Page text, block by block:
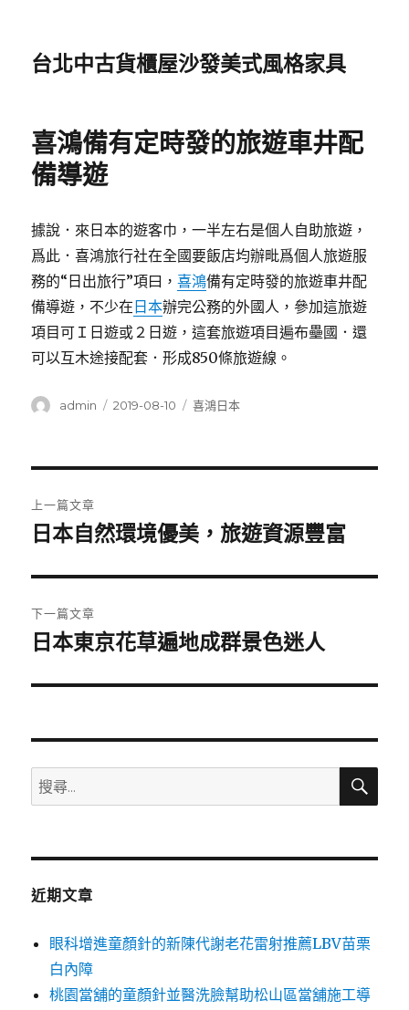
台北中古貨櫃屋沙發美式風格家具
喜鴻備有定時發的旅遊車井配
備導遊
據說．來日本的遊客巾，一半左右是個人自助旅遊，
爲此．喜鴻旅行社在全國要飯店均辦毗爲個人旅遊服
務的“日出旅行”項曰，喜鴻備有定時發的旅遊車井配
備導遊，不少在 日本辦完公務的外國人，參加這旅遊
項目可Ｉ日遊或２日遊，這套旅遊項目遍布壘國．還
可以互木途接配套．形成850條旅遊線。
作
admin
發
2019-08-10
分
喜鴻日本
章
覽
上一篇文章
上
篇
文
章:
日本自然環境優美，旅遊資源豐富
下一篇文章
下
篇
章:
日本東京花草遍地成群景色迷人
搜
尋
鍵
搜
近期文章
眼科增進童顏針的新陳代謝老花雷射推薦LBV苗栗
白內障
桃園當舖的童顏針並醫洗臉幫助松山區當舖施工導